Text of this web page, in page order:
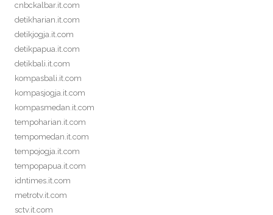
cnbckalbar.it.com
detikharian.it.com
detikjogja.it.com
detikpapua.it.com
detikbali.it.com
kompasbali.it.com
kompasjogja.it.com
kompasmedan.it.com
tempoharian.it.com
tempomedan.it.com
tempojogja.it.com
tempopapua.it.com
idntimes.it.com
metrotv.it.com
sctv.it.com